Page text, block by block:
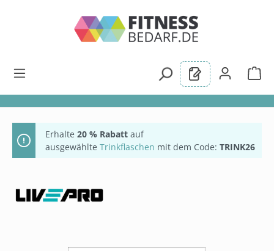
Erhalte 20 % Rabatt auf
ausgewählte Trinkflaschen mit dem Code: TRINK26